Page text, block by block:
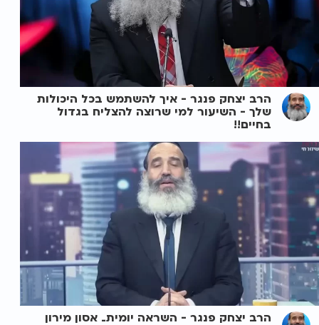
הרב יצחק פנגר - איך להשתמש בכל היכולות
שלך - השיעור למי שרוצה להצליח בגדול
בחיים!!
הרב יצחק פנגר - השראה יומית_ אסון מירון